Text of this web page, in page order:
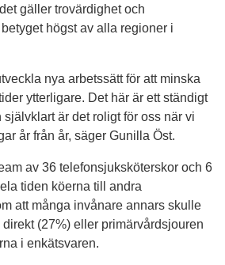
gäller trovärdighet och
högst av alla regioner i
nya arbetssätt för att minska
ytterligare. Det här är ett ständigt
är det roligt för oss när vi
år från år, säger Gunilla Öst.
av 36 telefonsjuksköterskor och 6
tiden köerna till andra
att många invånare annars skulle
(27%) eller primärvårdsjouren
i enkätsvaren.